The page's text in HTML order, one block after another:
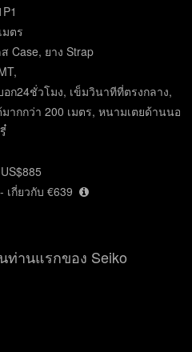
มตร
Case, ยาง Strap
ก24ชั่วโมง, เข็มวินาทีที่ตรงกลาง,
ากกว่า 200 เมตร, หนามเตยด้านนอก
เกี่ยวกับ €639
ท่านแรกของ Seiko